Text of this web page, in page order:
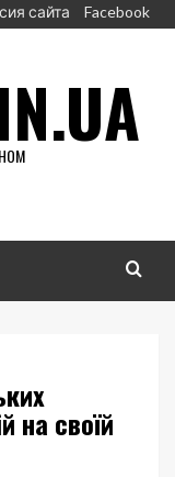
сайта Facebook
на своїй